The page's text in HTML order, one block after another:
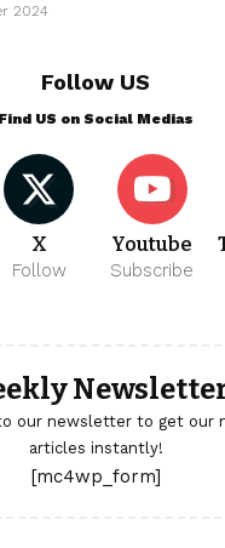
2024
Follow US
Find US on Social Medias
X
Follow
Youtube
Subscribe
our newsletter to get our
articles instantly!
[mc4wp_form]